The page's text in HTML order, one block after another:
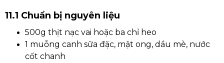
11.1 Chuẩn bị nguyên liệu
500g thịt nạc vai hoặc ba chỉ heo
1 muỗng canh sữa đặc, mật ong, dầu mè, nước
cốt chanh